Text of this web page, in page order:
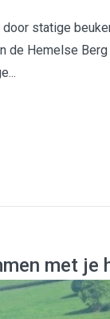
statige
de Hemelse
met je